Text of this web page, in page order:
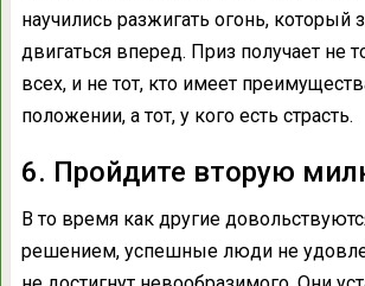
научились разжигать огонь, который
двигаться вперед. Приз получает не
всех, и не тот, кто имеет
положении, а тот, у кого есть страсть.
6. Пройдите вторую
В то время как другие
решением, успешные люди не